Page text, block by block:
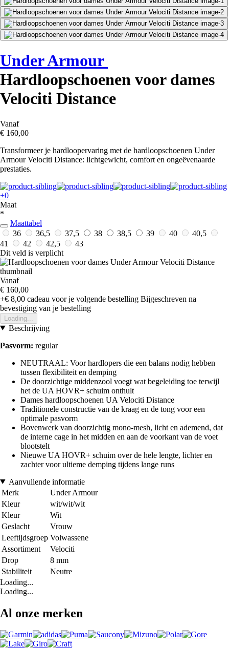
Under Armour
Hardloopschoenen voor dames
Velociti Distance
Vanaf
€ 160,00
Transformeer je hardloopervaring met de hardloopschoenen Under
Armour Velociti Distance: lichtgewicht, comfort en ongeëvenaarde
prestaties.
+0
Maat
*
Maattabel
36
36,5 37,5 38 38,5 39 40
40,5
41
42 42,5
43
Dit veld is verplicht
Vanaf
€ 160,00
+€ 8,00 cadeau voor je volgende bestelling Bijgeschreven na
bevestiging van je bestelling
Loading...
Beschrijving
Pasvorm: regular
NEUTRAAL: Voor hardlopers die een balans nodig hebben
tussen flexibiliteit en demping
De doorzichtige middenzool voegt wat begeleiding toe terwijl
het de UA HOVR+ schuim onthult
Dames hardloopschoenen UA Velociti Distance
Traditionele constructie van de kraag en de tong voor een
optimale pasvorm
Bovenwerk van doorzichtig mono-mesh, licht en ademend, dat
de interne cage in het midden en aan de voorkant van de voet
blootstelt
Nieuwe UA HOVR+ schuim over de hele lengte, lichter en
zachter voor ultieme demping tijdens lange runs
Aanvullende informatie
Merk
Under Armour
Kleur
wit/wit/wit
Kleur
Wit
Geslacht
Vrouw
Leeftijdsgroep Volwassene
Assortiment
Velociti
Drop
8 mm
Stabiliteit
Neutre
Loading...
Loading...
Al onze merken